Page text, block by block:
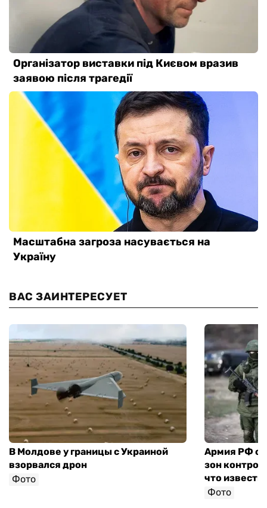
ВАС ЗАИНТЕРЕСУЕТ
В Молдове у границы с Украиной
взорвался дрон
Фото
Армия РФ
зон
что
Фото